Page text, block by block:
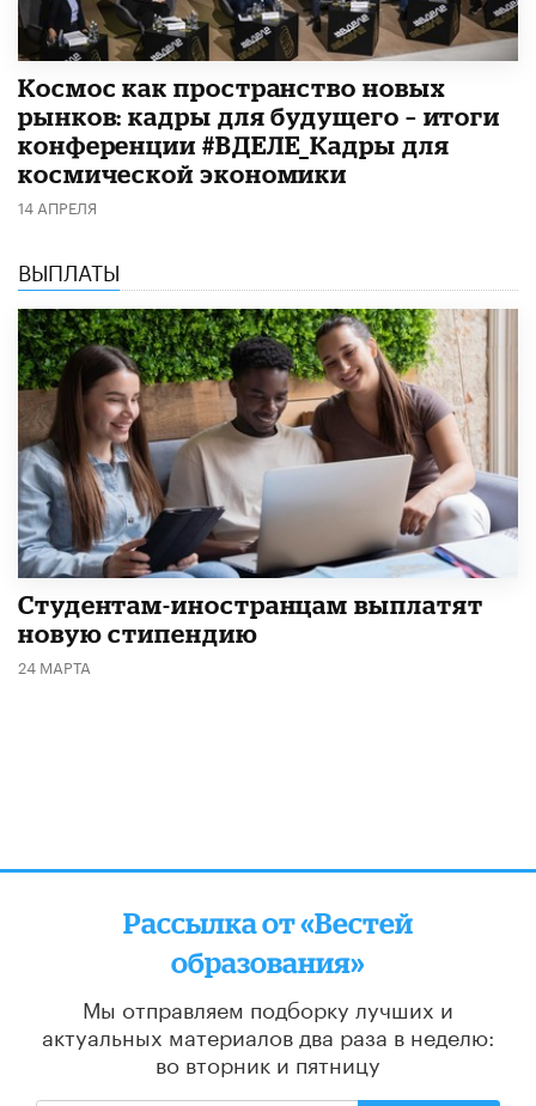
Космос как пространство новых
рынков: кадры для будущего – итоги
конференции #ВДЕЛЕ_Кадры для
космической экономики
14 АПРЕЛЯ
ВЫПЛАТЫ
Студентам-иностранцам выплатят
новую стипендию
24 МАРТА
Рассылка от «Вестей
образования»
Мы отправляем подборку лучших и
актуальных материалов два раза в неделю:
во вторник и пятницу